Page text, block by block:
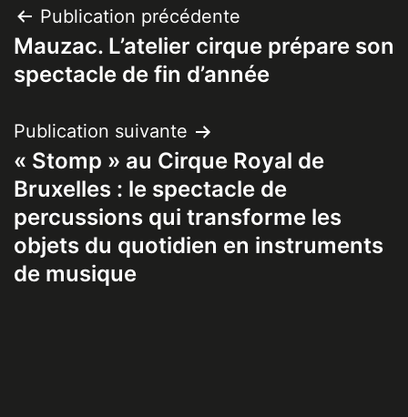
Navigation
de
Publication précédente
Mauzac. L’atelier cirque prépare son
spectacle de fin d’année
Publication suivante
« Stomp » au Cirque Royal de
Bruxelles : le spectacle de
percussions qui transforme les
objets du quotidien en instruments
de musique